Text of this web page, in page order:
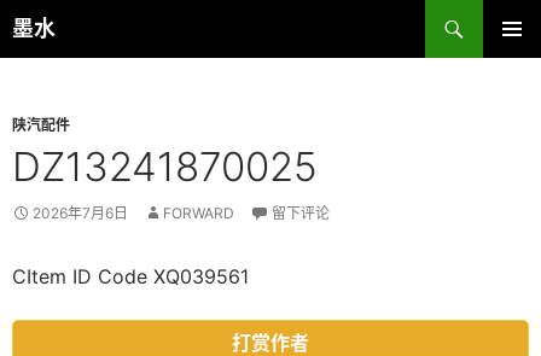
跳
至
墨水
搜
索
陕汽配件
DZ13241870025
2026年7月6日 FORWARD 留下评论
CItem ID Code XQ039561
打赏作者